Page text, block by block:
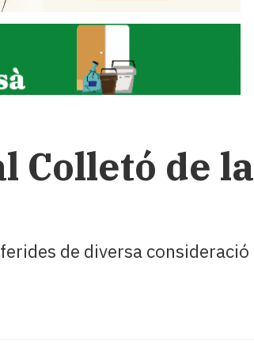
Colletó de la
de diversa consideració